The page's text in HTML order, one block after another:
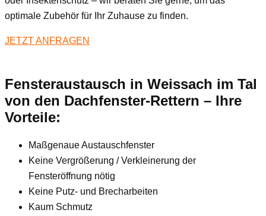
optimale Zubehör für Ihr Zuhause zu finden.
JETZT ANFRAGEN
Fensteraustausch in Weissach im Tal
von den Dachfenster-Rettern – Ihre
Vorteile:
Maßgenaue Austauschfenster
Keine Vergrößerung / Verkleinerung der
Fensteröffnung nötig
Keine Putz- und Brecharbeiten
Kaum Schmutz